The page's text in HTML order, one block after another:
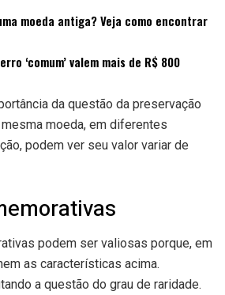
moeda antiga? Veja como encontrar
‘comum’ valem mais de R$ 800
da questão da preservação
moeda, em diferentes
podem ver seu valor variar de
podem ser valiosas porque, em
as características acima.
a questão do grau de raridade.